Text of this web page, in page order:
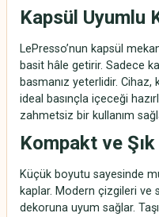
Kapsül Uyumlu
LePresso’nun kapsül
basit hâle getirir. Sadece
basmanız yeterlidir.
ideal basınçla içeceği
zahmetsiz bir kullanım
Kompakt ve Şık
Küçük boyutu sayesinde
kaplar. Modern çizgileri ve
dekoruna uyum sağlar.